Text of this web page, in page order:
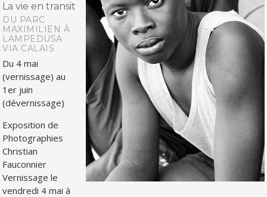
La vie en transit
DU PARC
MAXIMILIEN À
LAMPEDUSA
VIA CALAIS
Du 4 mai
(vernissage) au
1er juin
(dévernissage)
Exposition de
Photographies
Christian
Fauconnier
Vernissage le
vendredi 4 mai à